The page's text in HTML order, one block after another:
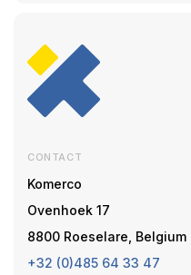
CONTACT
Komerco
Ovenhoek 17
8800 Roeselare, Belgium
+32 (0)485 64 33 47